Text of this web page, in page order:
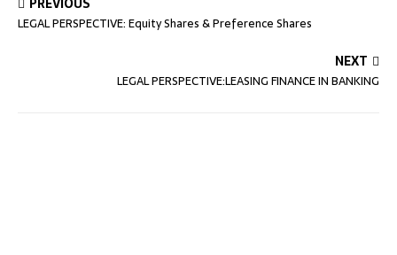
LEGAL PERSPECTIVE: Equity Shares & Preference Shares
NEXT
LEGAL PERSPECTIVE:LEASING FINANCE IN BANKING